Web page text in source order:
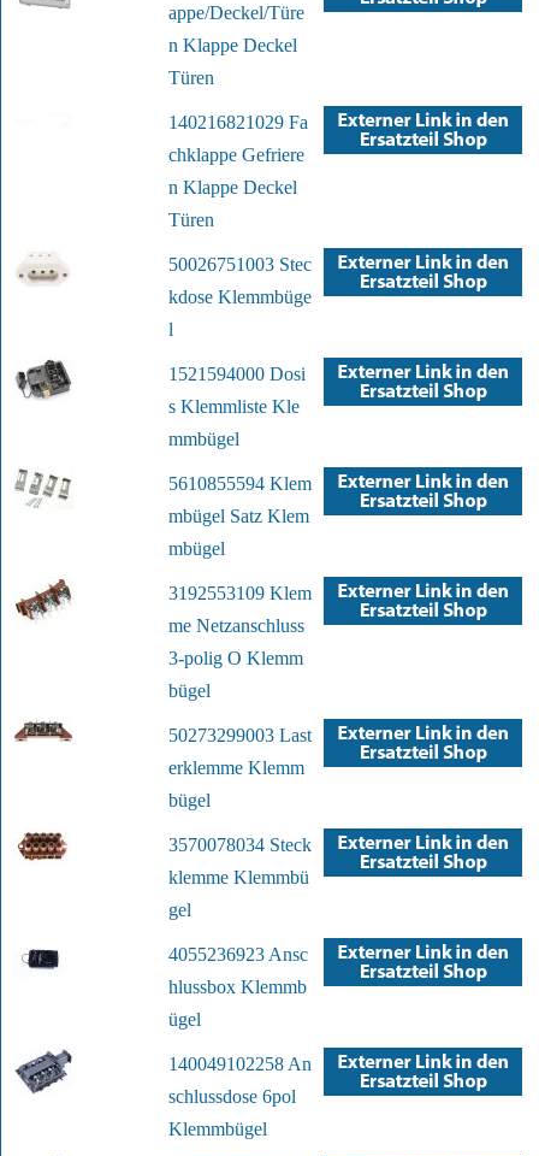
appe/Deckel/Türe
n Klappe Deckel
Türen
140216821029 Fa
chklappe Gefriere
n Klappe Deckel
Türen
50026751003 Stec
kdose Klemmbüge
l
1521594000 Dosi
s Klemmliste Kle
mmbügel
5610855594 Klem
mbügel Satz Klem
mbügel
3192553109 Klem
me Netzanschluss
3-polig O Klemm
bügel
50273299003 Last
erklemme Klemm
bügel
3570078034 Steck
klemme Klemmbü
gel
4055236923 Ansc
hlussbox Klemmb
ügel
140049102258 An
schlussdose 6pol
Klemmbügel